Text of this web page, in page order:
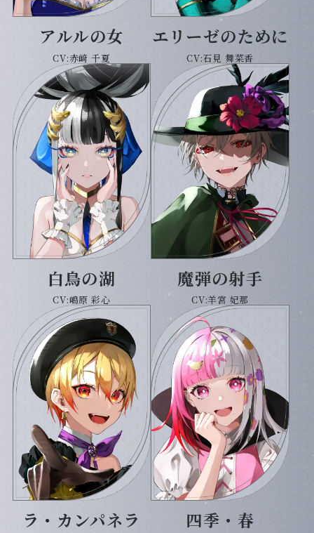
アルルの女
CV:赤﨑 千夏
エリーゼのために
CV:石見 舞菜香
白鳥の湖
CV:嶋原 彩心
魔弾の射手
CV:羊宮 妃那
ラ・カンパネラ 四季・春